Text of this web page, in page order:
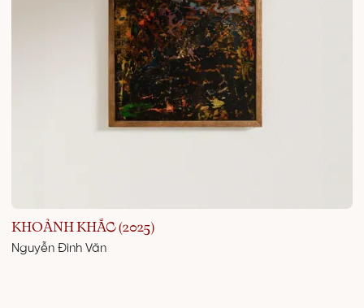
KHOẢNH KHẮC (2025)
Nguyễn Đình Văn